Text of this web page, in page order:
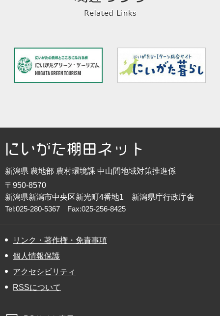
新潟県 農地部 農村環境課 中山間地域対策推進係
〒950-8570
新潟県新潟市中央区新光町4番地1 新潟県庁行政庁舎
Tel:025-280-5367 Fax:025-256-8425
リンク・著作権・免責事項
個人情報保護
アクセシビリティ
RSSについて